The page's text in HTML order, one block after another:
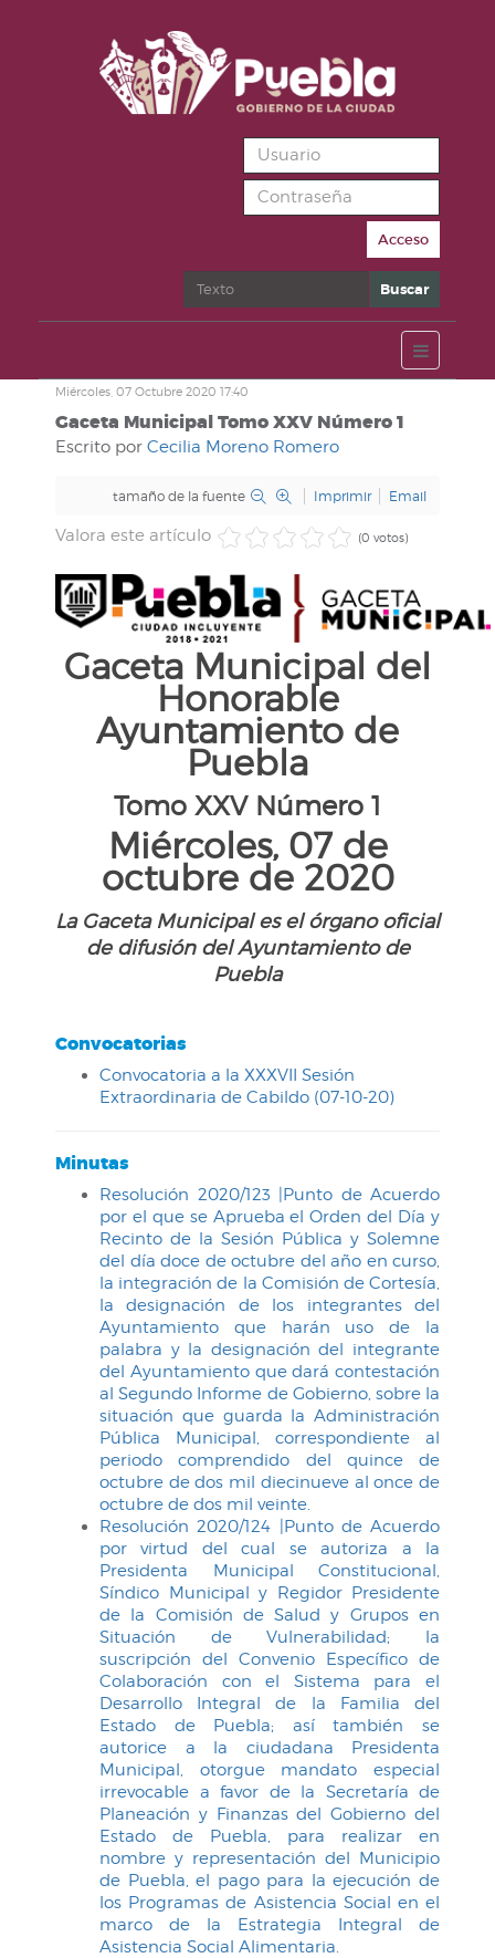
Acceso
Buscar Buscar
Miércoles, 07 Octubre 2020 17:40
Gaceta Municipal Tomo XXV Número 1
Escrito por Cecilia Moreno Romero
tamaño de la fuente Imprimir Email
Valora este artículo (0 votos)
Gaceta Municipal del
Honorable
Ayuntamiento de
Puebla
Tomo XXV Número 1
Miércoles, 07 de
octubre de 2020
La Gaceta Municipal es el órgano oficial
de difusión del Ayuntamiento de
Puebla
Convocatorias
Convocatoria a la XXXVII Sesión
Extraordinaria de Cabildo (07-10-20)
Minutas
Resolución 2020/123 |Punto de Acuerdo
por el que se Aprueba el Orden del Día y
Recinto de la Sesión Pública y Solemne
del día doce de octubre del año en curso,
la integración de la Comisión de Cortesía,
la designación de los integrantes del
Ayuntamiento que harán uso de la
palabra y la designación del integrante
del Ayuntamiento que dará contestación
al Segundo Informe de Gobierno, sobre la
situación que guarda la Administración
Pública Municipal, correspondiente al
periodo comprendido del quince de
octubre de dos mil diecinueve al once de
octubre de dos mil veinte.
Resolución 2020/124 |Punto de Acuerdo
por virtud del cual se autoriza a la
Presidenta Municipal Constitucional,
Síndico Municipal y Regidor Presidente
de la Comisión de Salud y Grupos en
Situación de Vulnerabilidad; la
suscripción del Convenio Específico de
Colaboración con el Sistema para el
Desarrollo Integral de la Familia del
Estado de Puebla; así también se
autorice a la ciudadana Presidenta
Municipal, otorgue mandato especial
irrevocable a favor de la Secretaría de
Planeación y Finanzas del Gobierno del
Estado de Puebla, para realizar en
nombre y representación del Municipio
de Puebla, el pago para la ejecución de
los Programas de Asistencia Social en el
marco de la Estrategia Integral de
Asistencia Social Alimentaria.